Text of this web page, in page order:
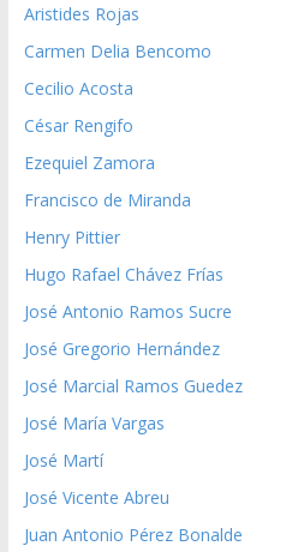
Aristides Rojas
Carmen Delia Bencomo
Cecilio Acosta
César Rengifo
Ezequiel Zamora
Francisco de Miranda
Henry Pittier
Hugo Rafael Chávez Frías
José Antonio Ramos Sucre
José Gregorio Hernández
José Marcial Ramos Guedez
José María Vargas
José Martí
José Vicente Abreu
Juan Antonio Pérez Bonalde